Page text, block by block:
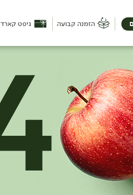
הזמנה קבועה גיפט קארד